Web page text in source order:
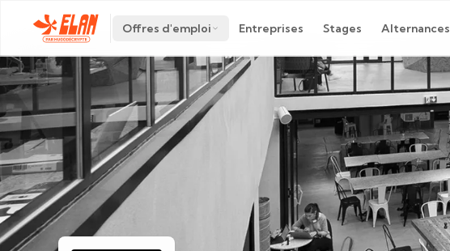
Offres d'emploi Entreprises Stages Alternances